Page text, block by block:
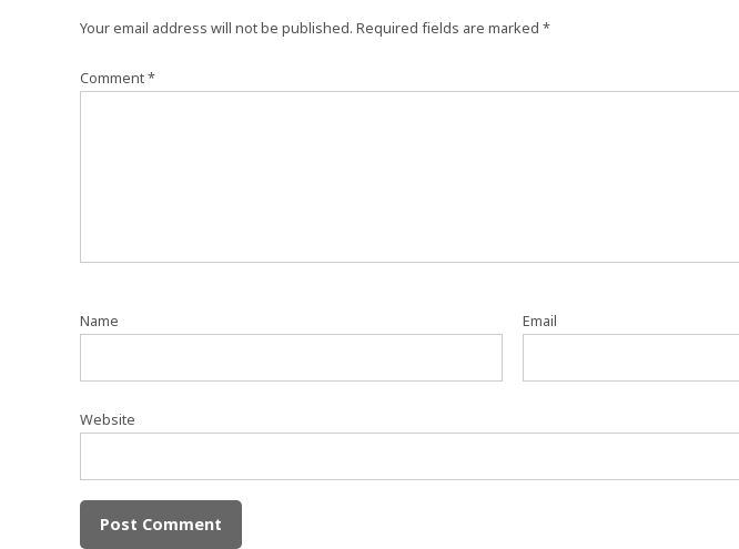
Your email address will not be published. Required fields are marked *
Comment*
Name Email
Website